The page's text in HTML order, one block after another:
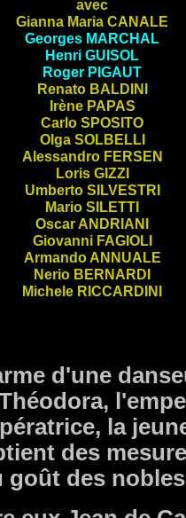
avec
Gianna Maria CANALE
Georges MARCHAL
Henri GUISOL
Roger PIGAUT
Renato BALDINI
Irène PAPAS
Carlo SPOSITO
Olga SOLBELLI
Alessandro FERSEN
Loris GIZZI
Umberto SILVESTRI
Mario SILETTI
Oscar ANDRIANI
Giovanni FAGIOLI
Armando ANNUALE
Nerio BERNARDI
Michele RICCARDINI
d'une
la
des
goût des